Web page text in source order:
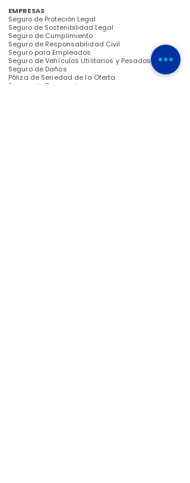
EMPRESAS
Seguro de Proteción Legal
Seguro de Sostenibilidad Legal
Seguro de Cumplimiento
Seguro de Responsabilidad Civil
Seguro para Empleados
Seguro de Vehículos Utilitarios y Pesados
Seguro de Daños
Póliza de Seriedad de la Oferta
Seguro de Transporte